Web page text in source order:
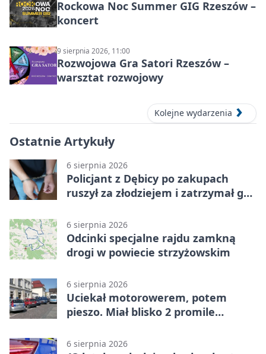
Rockowa Noc Summer GIG Rzeszów –
koncert
9 sierpnia 2026, 11:00
Rozwojowa Gra Satori Rzeszów –
warsztat rozwojowy
Kolejne wydarzenia
Ostatnie Artykuły
6 sierpnia 2026
Policjant z Dębicy po zakupach
ruszył za złodziejem i zatrzymał go
6 sierpnia 2026
Odcinki specjalne rajdu zamkną
drogi w powiecie strzyżowskim
6 sierpnia 2026
Uciekał motorowerem, potem
pieszo. Miał blisko 2 promile
6 sierpnia 2026